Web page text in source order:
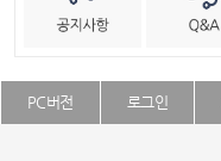
PC버전 로그인